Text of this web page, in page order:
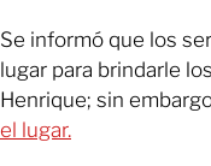
Se informó que los
lugar para brindarle
Henrique; sin
el lugar.